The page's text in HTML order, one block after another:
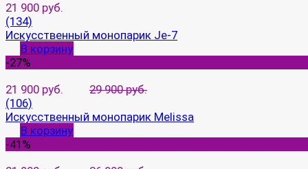
21 900 руб.
(134)
Искусственный монопарик Je-7
В корзину
-27%
21 900 руб.
29 900 руб.
(106)
Искусственный монопарик Melissa
В корзину
-41%